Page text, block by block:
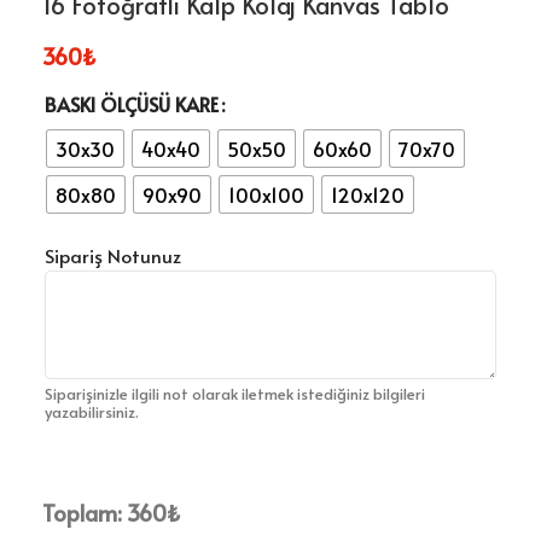
360₺
BASKI ÖLÇÜSÜ KARE
30x30
40x40 50x50 60x60
70x70
80x80
90x90 100x100 120x120
Sipariş Notunuz
Siparişinizle ilgili not olarak iletmek istediğiniz bilgileri
yazabilirsiniz.
Toplam: 360₺